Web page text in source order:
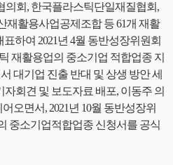
의회, 한국플라스틱단일재질협회,
재활용사업공제조합 등 61개 재활
하여 2021년 4월 동반성장위원회
재활용업의 중소기업 적합업종 지
대기업 진출 반대 및 상생 방안 세
회견 및 보도자료 배포, 이동주 의
오면서, 2021년 10월 동반성장위
중소기업적합업종 신청서를 공식